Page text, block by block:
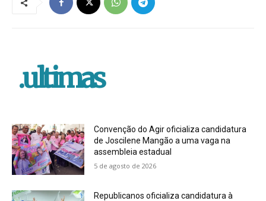
.ultimas
Convenção do Agir oficializa candidatura
de Joscilene Mangão a uma vaga na
assembleia estadual
5 de agosto de 2026
Republicanos oficializa candidatura à